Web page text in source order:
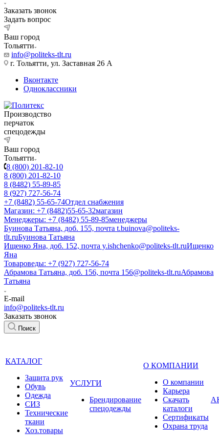
Заказать звонок
Задать вопрос
Ваш город
Тольятти
info@politeks-tlt.ru
г. Тольятти, ул. Заставная 26 А
Вконтакте
Одноклассники
Производство
перчаток
спецодежды
Ваш город
Тольятти
8 (800) 201-82-10
8 (800) 201-82-10
8 (8482) 55-89-85
8 (927) 727-56-74
+7 (8482) 55-65-74Отдел снабжения
Магазин: +7 (8482)55-65-32магазин
Менеджеры: +7 (8482) 55-89-85менеджеры
Буинова Татьяна, доб. 155, почта t.buinova@politeks-
tlt.ruБуинова Татьяна
Ищенко Яна, доб. 152, почта y.ishchenko@politeks-tlt.ruИщенко
Яна
Товароведы: +7 (927) 727-56-74
Абрамова Татьяна, доб. 156, почта 156@politeks-tlt.ruАбрамова
Татьяна
E-mail
info@politeks-tlt.ru
Заказать звонок
Поиск
КАТАЛОГ
Защита рук
Обувь
Одежда
СИЗ
Технические
ткани
Хоз.товары
УСЛУГИ
Брендирование
спецодежды
О КОМПАНИИ
О компании
Карьера
Cкачать
каталоги
Сертификаты
Охрана труда